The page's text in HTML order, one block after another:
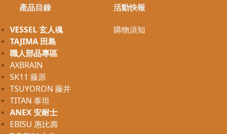
產品目錄
VESSEL 玄人魂
TAJIMA 田島
職人部品專區
AXBRAIN
SK11 藤原
TSUYORON 藤井
TITAN 泰坦
ANEX 安耐士
EBISU 惠比壽
活動快報
購物須知